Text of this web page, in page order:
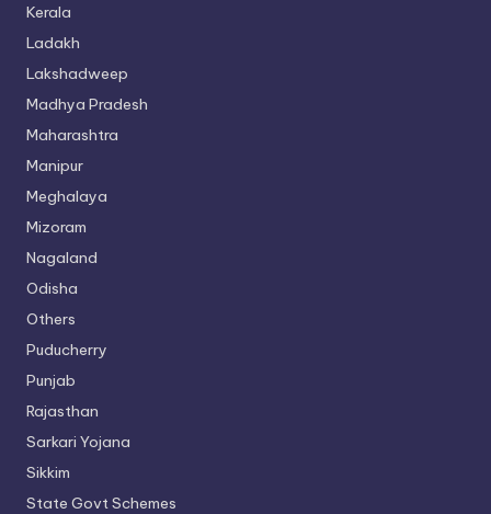
Kerala
Ladakh
Lakshadweep
Madhya Pradesh
Maharashtra
Manipur
Meghalaya
Mizoram
Nagaland
Odisha
Others
Puducherry
Punjab
Rajasthan
Sarkari Yojana
Sikkim
State Govt Schemes